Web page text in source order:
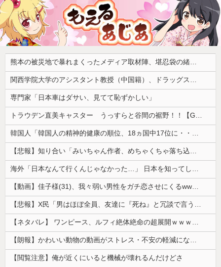
熊本の被災地で暴れまくったメディア取材陣、堪忍袋の緒が切れた地元住民が苦情を寄せまくった結果……
関西学院大学のアシスタント教授（中国籍）、ドラッグストアで現行犯逮捕 万引き容疑
専門家「日本車はダサい、見てて恥ずかしい」
トラウデン直美キャスター うっすらと谷間の裾野！！【GIF動画あり】
韓国人「韓国人の精神的健康の順位、18ヵ国中17位に・・・」→「日本に勝った！！！！！」
【悲報】知り合い「みいちゃん作者、めちゃくちゃ落ち込んでる。以前みいちゃんへの深い愛を語ってくれた」
海外「日本なんて行くんじゃなかった…」 日本を知ってしまったディズニー信者、帰国後『本家』に失望する事態に
【動画】佳子様(31)、我々弱い男性をガチ恋させにくるwwwwwww 【Pickup05164714】
【悲報】X民「男はほぼ全員、友達に『死ね』と冗談で言うことがある」←これマジ？ｗｗｗｗ
【ネタバレ】 ワンピース、ルフィ絶体絶命の超展開ｗｗｗｗｗｗｗｗｗｗｗｗｗｗｗｗｗｗｗｗｗｗｗｗｗｗｗｗｗｗｗｗｗｗｗｗｗｗｗｗｗｗｗｗｗ...
【朗報】かわいい動物の動画がストレス・不安の軽減になる可能性。英大学の研究で実証
【閲覧注意】俺が近くにいると機械が壊れるんだけどさ